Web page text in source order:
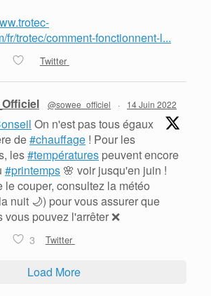
fr/trotec/comment-fonctionnent-l...
Twitter
@sowee_officiel · 14 Juin 2022
On n'est pas tous égaux
de#chauffage ! Pour les
les#températures peuvent encore
#printemps 🌸 voir jusqu'en juin !
le couper, consultez la météo
nuit 🌙) pour vous assurer que
vous pouvez l'arrêter ❌
3 Twitter
Load More